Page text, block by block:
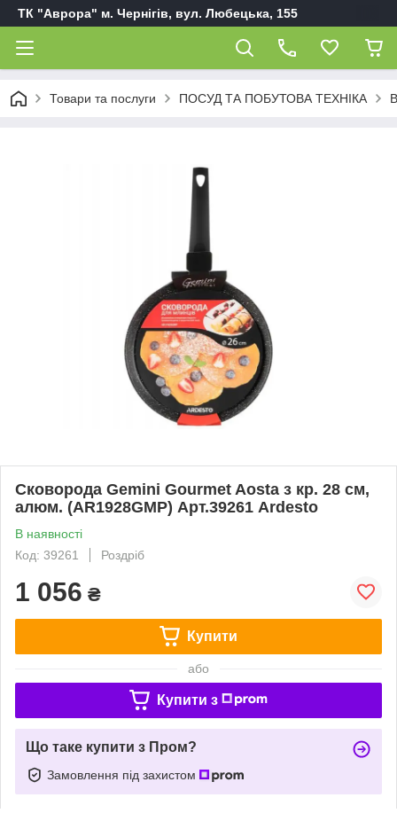
ТК "Аврора" м. Чернігів, вул. Любецька, 155
Товари та послуги ПОСУД ТА ПОБУТОВА ТЕХНІКА
Сковорода Gemini Gourmet Aosta з кр. 28 см,
алюм. (AR1928GMP) Арт.39261 Ardesto
В наявності
Код: 39261
Роздріб
1 056 ₴
Купити
або
Купити з
Що таке купити з Пром?
Замовлення під захистом